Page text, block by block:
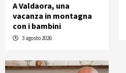
A Valdaora, una
vacanza in montagna
con i bambini
3 agosto 2026